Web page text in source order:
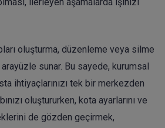
oluşturma, düzenleme veya silme
sunar. Bu sayede, kurumsal
ihtiyaçlarınızı tek bir merkezden
oluştururken, kota ayarlarını ve
de gözden geçirmek,